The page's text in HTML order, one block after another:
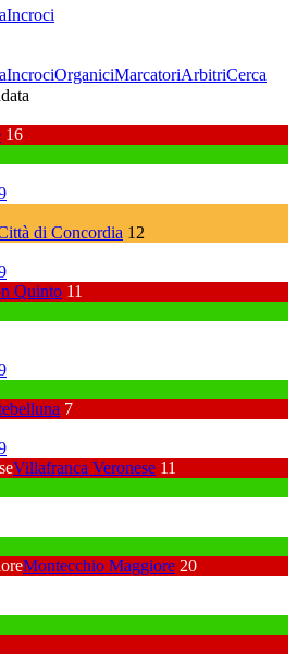
Incroci
IncrociOrganiciMarcatoriArbitriCerca
16
di Concordia 12
Quinto 11
7
Villafranca Veronese 11
Montecchio Maggiore 20